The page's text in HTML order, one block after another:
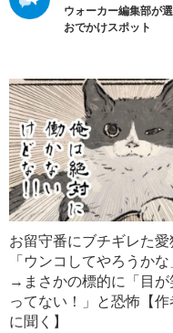
ウォーカー編集部が
おでかけスポット
お留守番にブチギレた愛
「ウンコしてやろうかな
→まさかの標的に「目が
ってない！」と恐怖【作
に聞く】